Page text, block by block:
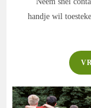
handje wil